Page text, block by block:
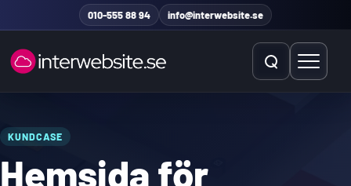
Hoppa till innehåll010-555 88 94 info@interwebsite.se
Öppna sökÖppna
Sök på hela sidan
Sök efter:
KUNDCASE
Hemsida för